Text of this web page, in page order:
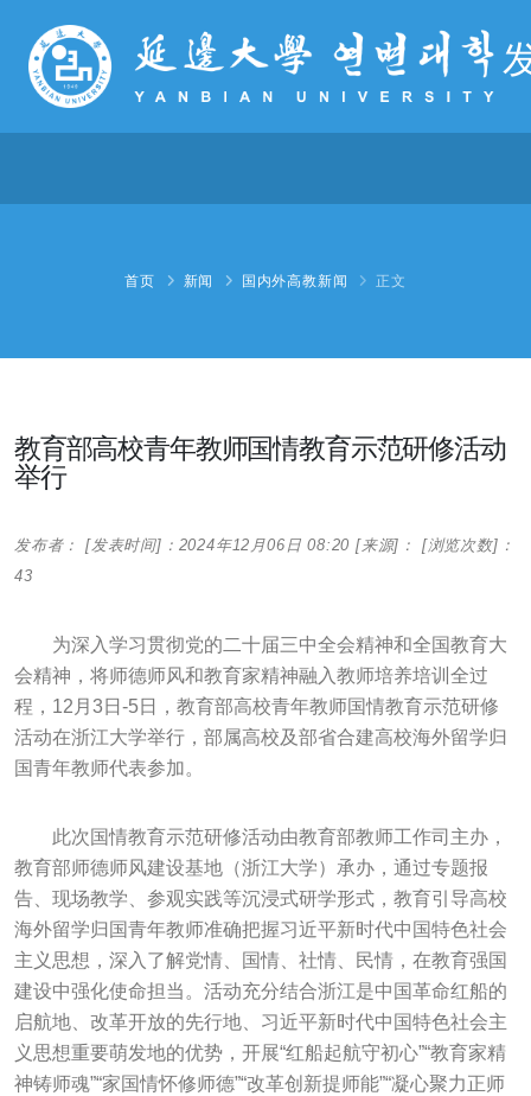
首页 新闻 国内外高教新闻 正文
教育部高校青年教师国情教育示范研修活动
举行
发布者： [发表时间]：2024年12月06日 08:20[来源]： [浏览次数]：
43
为深入学习贯彻党的二十届三中全会精神和全国教育大
会精神，将师德师风和教育家精神融入教师培养培训全过
程，12月3日-5日，教育部高校青年教师国情教育示范研修
活动在浙江大学举行，部属高校及部省合建高校海外留学归
国青年教师代表参加。
此次国情教育示范研修活动由教育部教师工作司主办，
教育部师德师风建设基地（浙江大学）承办，通过专题报
告、现场教学、参观实践等沉浸式研学形式，教育引导高校
海外留学归国青年教师准确把握习近平新时代中国特色社会
主义思想，深入了解党情、国情、社情、民情，在教育强国
建设中强化使命担当。活动充分结合浙江是中国革命红船的
启航地、改革开放的先行地、习近平新时代中国特色社会主
义思想重要萌发地的优势，开展“红船起航守初心”“教育家精
神铸师魂”“家国情怀修师德”“改革创新提师能”“凝心聚力正师